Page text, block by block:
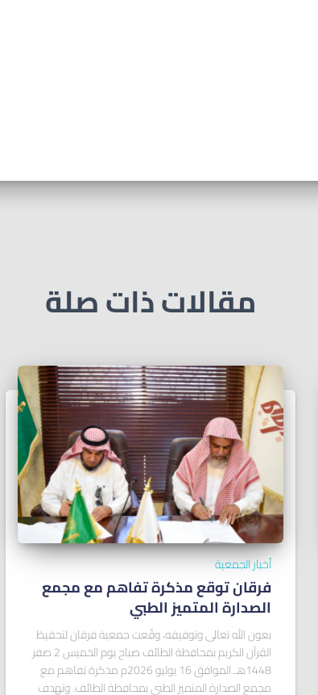
مقالات ذات صلة
أخبار الجمعية
فرقان توقع مذكرة تفاهم مع مجمع
الصدارة المتميز الطبي
بعون الله تعالى وتوفيقه، وقّعت جمعية فرقان لتحفيظ
القرآن الكريم بمحافظة الطائف صباح يوم الخميس 2 صفر
1448هـ الموافق 16 يوليو 2026م مذكرة تفاهم مع
مجمع الصدارة المتميز الطبي بمحافظة الطائف. وتهدف